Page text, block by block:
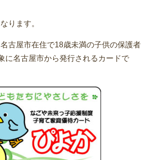
ります。
名古屋市在住で18歳未満の子供の保護者
に名古屋市から発行されるカードで